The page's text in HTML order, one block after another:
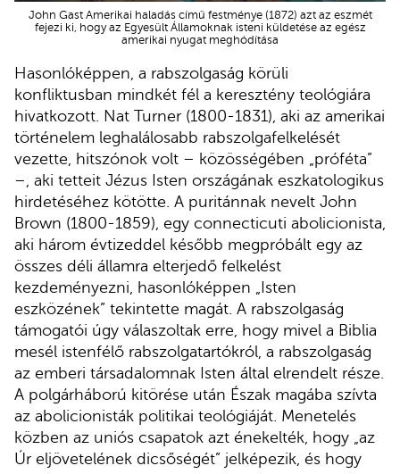
John Gast Amerikai haladás című festménye (1872) azt az eszmét
fejezi ki, hogy az Egyesült Államoknak isteni küldetése az egész
amerikai nyugat meghódítása
Hasonlóképpen, a rabszolgaság körüli
konfliktusban mindkét fél a keresztény teológiára
hivatkozott. Nat Turner (1800-1831), aki az amerikai
történelem leghalálosabb rabszolgafelkelését
vezette, hitszónok volt – közösségében „próféta”
–, aki tetteit Jézus Isten országának eszkatologikus
hirdetéséhez kötötte. A puritánnak nevelt John
Brown (1800-1859), egy connecticuti abolicionista,
aki három évtizeddel később megpróbált egy az
összes déli államra elterjedő felkelést
kezdeményezni, hasonlóképpen „Isten
eszközének” tekintette magát. A rabszolgaság
támogatói úgy válaszoltak erre, hogy mivel a Biblia
mesél istenfélő rabszolgatartókról, a rabszolgaság
az emberi társadalomnak Isten által elrendelt része.
A polgárháború kitörése után Észak magába szívta
az abolicionisták politikai teológiáját. Menetelés
közben az uniós csapatok azt énekelték, hogy „az
Úr eljövetelének dicsőségét” jelképezik, és hogy